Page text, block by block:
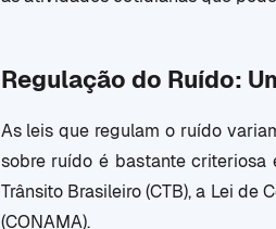
Regulação do Ruído:
As leis que regulam o ruído
sobre ruído é bastante criteriosa
Trânsito Brasileiro (CTB), a Lei de
(CONAMA).